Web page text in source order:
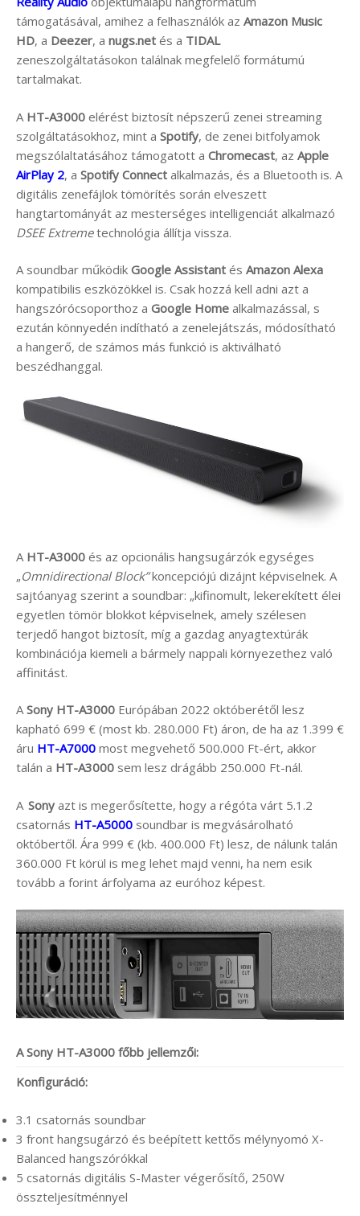
támogatásával, amihez a felhasználók az Amazon Music
HD, a Deezer, a nugs.net és a TIDAL
zeneszolgáltatásokon találnak megfelelő formátumú
tartalmakat.
A HT-A3000 elérést biztosít népszerű zenei streaming
szolgáltatásokhoz, mint a Spotify, de zenei bitfolyamok
megszólaltatásához támogatott a Chromecast, az Apple
AirPlay 2, a Spotify Connect alkalmazás, és a Bluetooth is. A
digitális zenefájlok tömörítés során elveszett
hangtartományát az mesterséges intelligenciát alkalmazó
DSEE Extremetechnológia állítja vissza.
A soundbar működik Google Assistant és Amazon Alexa
kompatibilis eszközökkel is. Csak hozzá kell adni azt a
hangszórócsoporthoz a Google Home alkalmazással, s
ezután könnyedén indítható a zenelejátszás, módosítható
a hangerő, de számos más funkció is aktiválható
beszédhanggal.
A HT-A3000 és az opcionális hangsugárzók egységes
„Omnidirectional Block”koncepciójú dizájnt képviselnek. A
sajtóanyag szerint a soundbar: „kifinomult, lekerekített élei
egyetlen tömör blokkot képviselnek, amely szélesen
terjedő hangot biztosít, míg a gazdag anyagtextúrák
kombinációja kiemeli a bármely nappali környezethez való
affinitást.
ASony HT-A3000 Európában 2022 októberétől lesz
kapható 699 € (most kb. 280.000 Ft) áron, de ha az 1.399 €
áru HT-A7000 most megvehető 500.000 Ft-ért, akkor
talán a HT-A3000 sem lesz drágább 250.000 Ft-nál.
A Sony azt is megerősítette, hogy a régóta várt 5.1.2
csatornás HT-A5000 soundbar is megvásárolható
októbertől. Ára 999 € (kb. 400.000 Ft) lesz, de nálunk talán
360.000 Ft körül is meg lehet majd venni, ha nem esik
tovább a forint árfolyama az euróhoz képest.
A Sony HT-A3000 főbb jellemzői:
Konfiguráció:
3.1 csatornás soundbar
3 front hangsugárzó és beépített kettős mélynyomó X-
Balanced hangszórókkal
5 csatornás digitális S-Master végerősítő, 250W
összteljesítménnyel